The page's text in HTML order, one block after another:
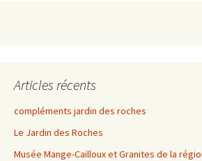
Articles récents
compléments jardin des roches
Le Jardin des Roches
Musée Mange-Cailloux et Granites de la